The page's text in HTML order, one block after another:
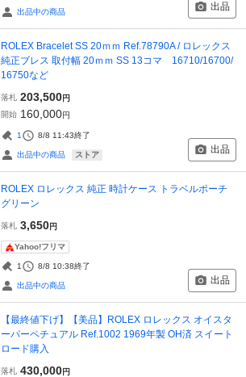
出品中の商品 出品
ROLEX Bracelet SS 20ｍｍ Ref.78790A / ロレックス
純正ブレス 取付幅 20ｍｍ SS 13コマ 16710/16700/
16750など
落札 203,500円
開始 160,000円
1 8/8 11:43終了
出品中の商品 ストア 出品
ROLEX ロレックス 純正 時計ケース トラベルポーチ
グリーン
落札 3,650円
Yahoo!フリマ
1 8/8 10:38終了
出品中の商品 出品
【最終値下げ】【美品】ROLEX ロレックス オイスタ
ーパーペチュアル Ref.1002 1969年製 OH済 スイート
ロード購入
落札 430,000円